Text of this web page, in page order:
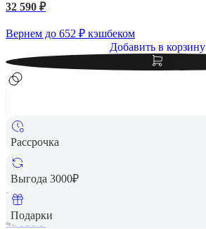
32 590 ₽
Вернем до 652 ₽ кэшбеком
Добавить в корзину
Рассрочка
Выгода 3000₽
Подарки
256 Гб
40 790 ₽